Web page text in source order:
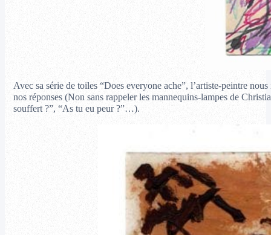
Avec sa série de toiles “Does everyone ache”, l’artiste-peintre
nos réponses (Non sans rappeler les mannequins-lampes de
souffert ?”, “As tu eu peur ?”…).